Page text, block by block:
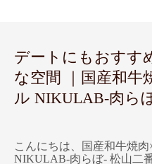
デートにもおすす
な空間 ｜国産和牛
ル NIKULAB-肉ら
こんにちは、国産和牛焼
NIKULAB-肉らぼ- 松山二